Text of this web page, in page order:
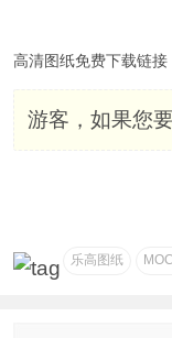
高清图纸免费下载链接
游客，如果您
乐高图纸